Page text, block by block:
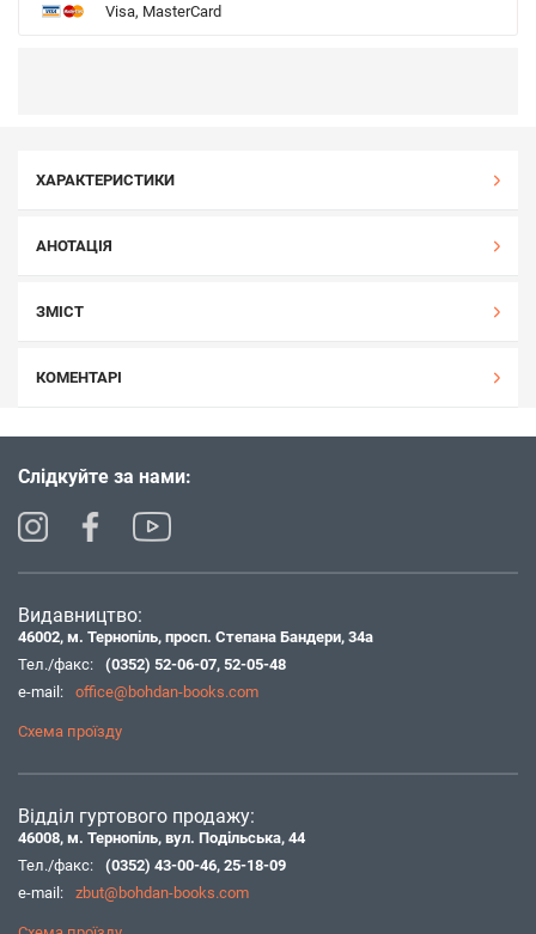
Visa, MasterCard
ХАРАКТЕРИСТИКИ
АНОТАЦІЯ
ЗМІСТ
КОМЕНТАРІ
Слідкуйте за нами:
Видавництво:
46002, м. Тернопіль, просп. Степана Бандери, 34а
Тел./факс:
(0352) 52-06-07, 52-05-48
e-mail:
office@bohdan-books.com
Схема проїзду
Відділ гуртового продажу:
46008, м. Тернопіль, вул. Подільська, 44
Тел./факс:
(0352) 43-00-46, 25-18-09
e-mail:
zbut@bohdan-books.com